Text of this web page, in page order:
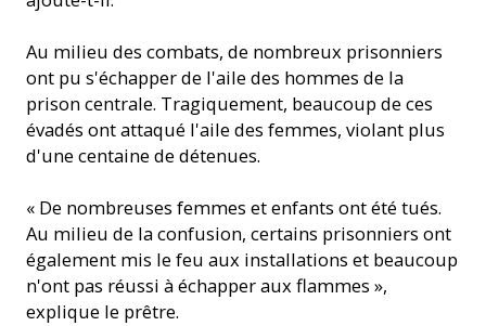
Au milieu des combats, de nombreux prisonniers
ont pu s'échapper de l'aile des hommes de la
prison centrale. Tragiquement, beaucoup de ces
évadés ont attaqué l'aile des femmes, violant plus
d'une centaine de détenues.
« De nombreuses femmes et enfants ont été tués.
Au milieu de la confusion, certains prisonniers ont
également mis le feu aux installations et beaucoup
n'ont pas réussi à échapper aux flammes »,
explique le prêtre.